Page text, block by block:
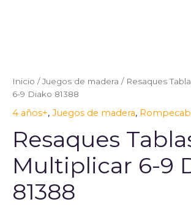
Inicio /Juegos de madera / Resaques
6-9 Diako 81388
4 años+, Juegos de madera,
Resaques
Multiplicar 6-9
81388
Multiplicar
9
81388